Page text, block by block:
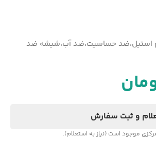
استیل،ضد حساسیت،ضد آب،شیشه ضد
و ثبت سفارش
مرکزی موجود است (نیاز به استعلام).